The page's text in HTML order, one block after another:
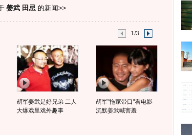
姜武 田忌 的新闻>>
1/3
胡军姜武是好兄弟 二人
大爆戏里戏外趣事
胡军"拖家带口"看电影
沉默姜武喊害羞